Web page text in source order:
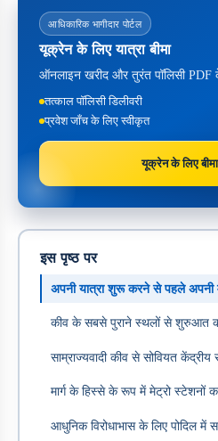
आधिकारिक भागीदार पोर्टल
यूक्रेन के लिए यात्रा बीमा
ऑनलाइन खरीद और तुरंत पॉलिसी PDF
तत्काल पॉलिसी डिलीवरी
प्रवेश जाँच के लिए स्वीकृत
यूक्रेन के लिए
इस पृष्ठ पर
अपनी यात्रा शुरू करने से पहले अपनी
कीव के सबसे पुराने स्थलों से शुरुआत
साम्राज्यवादी कीव से सोवियत
मार्ग के हिस्से के रूप में मेट्रो स्टेशनों
आधुनिक विरोधाभास के लिए पोदिल में